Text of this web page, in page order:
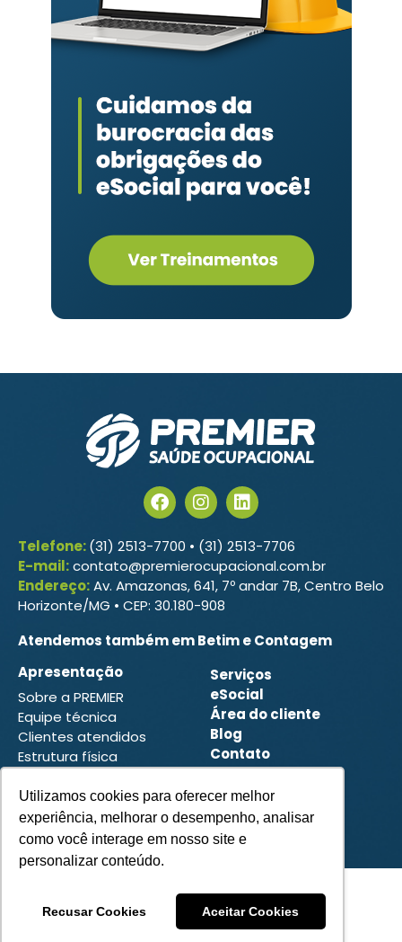
Utilizamos cookies para oferecer melhor
experiência, melhorar o desempenho, analisar
como você interage em nosso site e
personalizar conteúdo.
Recusar Cookies Aceitar Cookies
Telefone:(31) 2513-7700 • (31) 2513-7706
E-mail:contato@premierocupacional.com.br
Endereço:Av. Amazonas, 641, 7º andar 7B, Centro Belo
Horizonte/MG • CEP: 30.180-908
Atendemos também em Betim e Contagem
Apresentação
Sobre a PREMIER
Equipe técnica
Clientes atendidos
Estrutura física
Contatos
Solicite uma proposta
Serviços
eSocial
Área do cliente
Blog
Contato